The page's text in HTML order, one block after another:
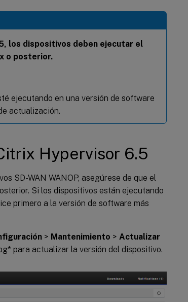
los dispositivos deben ejecutar el
o posterior.
ejecutando en una versión de software
actualización.
Hypervisor 6.5
SD-WAN WANOP, asegúrese de que el
Si los dispositivos están ejecutando
primero a la versión de software más
> Mantenimiento > Actualizar
para actualizar la versión del dispositivo.